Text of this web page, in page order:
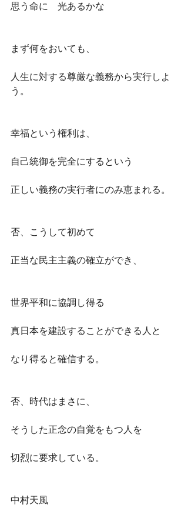
思う命に　光あるかな
まず何をおいても、
人生に対する尊厳な義務から実行しよ
う。
幸福という権利は、
自己統御を完全にするという
正しい義務の実行者にのみ恵まれる。
否、こうして初めて
正当な民主主義の確立ができ、
世界平和に協調し得る
真日本を建設することができる人と
なり得ると確信する。
否、時代はまさに、
そうした正念の自覚をもつ人を
切烈に要求している。
中村天風